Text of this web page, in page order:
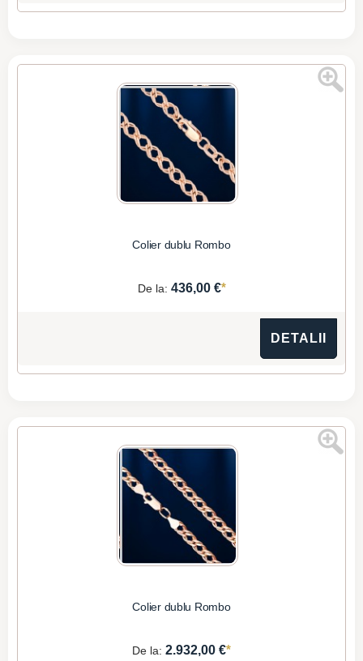
Colier dublu Rombo
De la: 436,00 €*
DETALII
Colier dublu Rombo
De la: 2.932,00 €*